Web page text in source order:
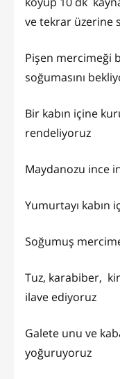
ve tekrar üzerine
Pişen mercimeği
soğumasını
Bir kabın içine
rendeliyoruz
Maydanozu ince
Yumurtayı kabın
Soğumuş
Tuz, karabiber,
ilave ediyoruz
Galete unu ve
yoğuruyoruz